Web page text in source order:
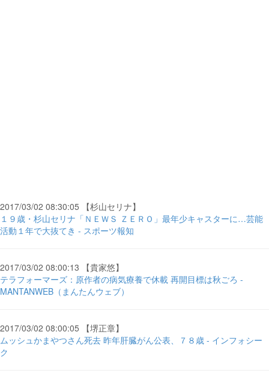
2017/03/02 08:30:05 【杉山セリナ】
１９歳・杉山セリナ「ＮＥＷＳ ＺＥＲＯ」最年少キャスターに…芸能
活動１年で大抜てき - スポーツ報知
2017/03/02 08:00:13 【貴家悠】
テラフォーマーズ：原作者の病気療養で休載 再開目標は秋ごろ -
MANTANWEB（まんたんウェブ）
2017/03/02 08:00:05 【堺正章】
ムッシュかまやつさん死去 昨年肝臓がん公表、７８歳 - インフォシー
ク